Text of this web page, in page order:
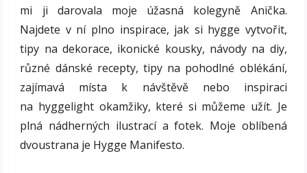
mi ji darovala moje úžasná kolegyně Anička.
Najdete v ní plno inspirace, jak si hygge vytvořit,
tipy na dekorace, ikonické kousky, návody na diy,
různé dánské recepty, tipy na pohodlné oblékání,
zajímavá místa k návštěvě nebo inspiraci
na hyggelight okamžiky, které si můžeme užít. Je
plná nádherných ilustrací a fotek. Moje oblíbená
dvoustrana je Hygge Manifesto.